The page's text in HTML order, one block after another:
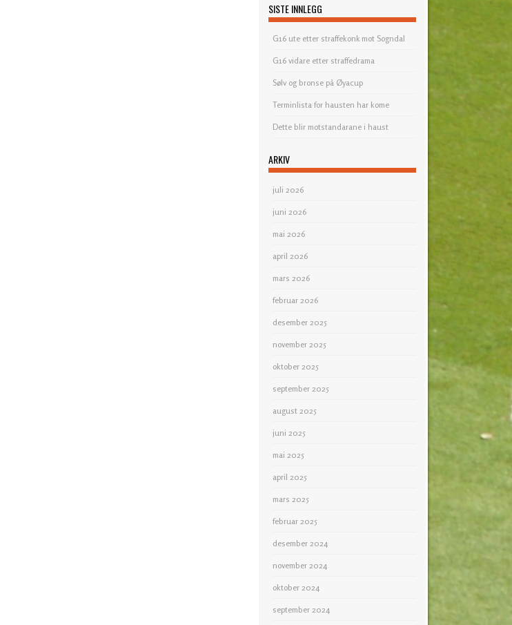
SISTE INNLEGG
G16 ute etter straffekonk mot Sogndal
G16 vidare etter straffedrama
Sølv og bronse på Øyacup
Terminlista for hausten har kome
Dette blir motstandarane i haust
ARKIV
juli 2026
juni 2026
mai 2026
april 2026
mars 2026
februar 2026
desember 2025
november 2025
oktober 2025
september 2025
august 2025
juni 2025
mai 2025
april 2025
mars 2025
februar 2025
desember 2024
november 2024
oktober 2024
september 2024